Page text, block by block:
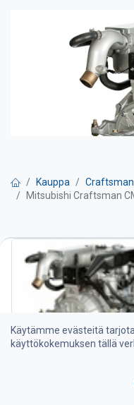
Kauppa
Mitsubishi Craftsman
Mitsubishi
Teho 52 hv
Kierrosluku 3000 kierr./min
Sylinteritilavuus 1,7 l
Paino 182 kg
-Vesijäähdytetty
Käytämme evästeitä
käyttökokemuksen tällä